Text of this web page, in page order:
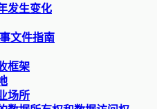
发生变化
文件指南
框架
场所